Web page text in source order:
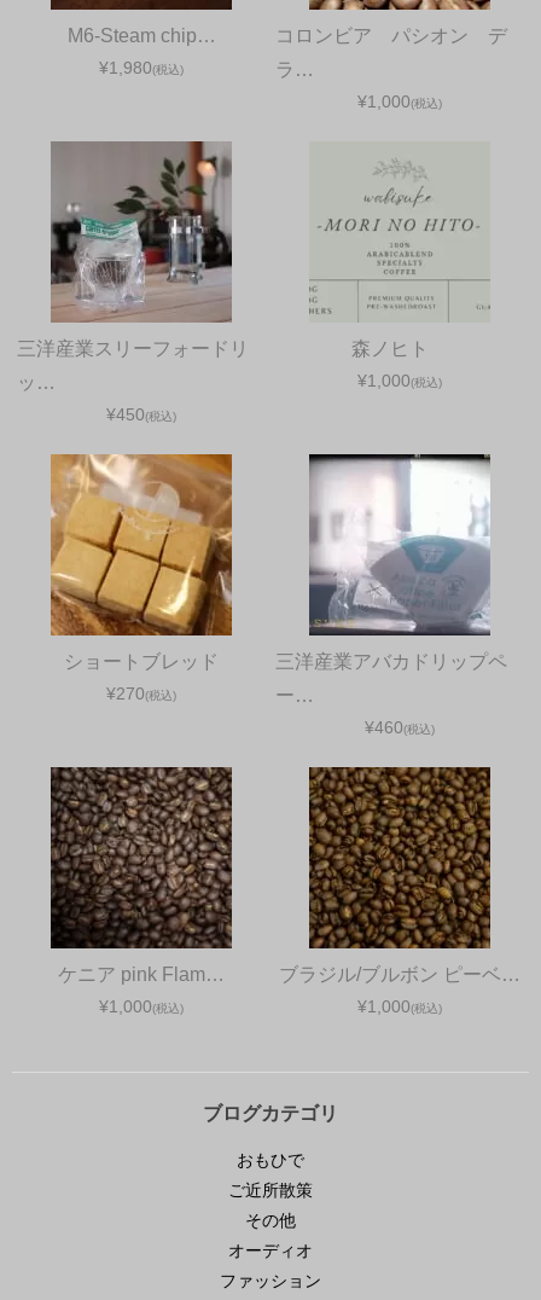
M6-Steam chip…
¥1,980(税込)
コロンビア パシオン デ
ラ…
¥1,000(税込)
三洋産業スリーフォードリ
ッ…
¥450(税込)
森ノヒト
¥1,000(税込)
ショートブレッド
¥270(税込)
三洋産業アバカドリップペ
ー…
¥460(税込)
ケニア pink Flam…
¥1,000(税込)
ブラジル/ブルボン ピーベ…
¥1,000(税込)
ブログカテゴリ
おもひで
ご近所散策
その他
オーディオ
ファッション